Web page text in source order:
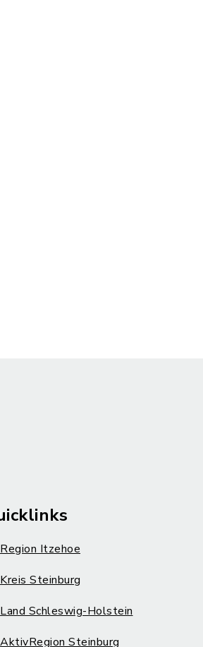
Land.pdf,
Region Itzehoe
Kreis Steinburg
Land Schleswig-Holstein
AktivRegion Steinburg